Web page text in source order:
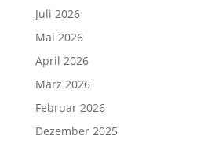
Juli 2026
Mai 2026
April 2026
März 2026
Februar 2026
Dezember 2025